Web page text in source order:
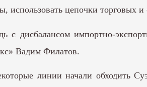
использовать цепочки торговых
дисбалансом импортно-
Вадим Филатов.
линии начали обходить